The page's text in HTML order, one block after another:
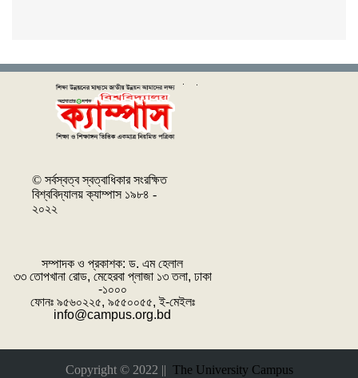
© সর্বস্বত্ব স্বত্বাধিকার সংরক্ষিত
বিশ্ববিদ্যালয় ক্যাম্পাস ১৯৮৪ -
২০২২
সম্পাদক ও প্রকাশক: ‌ড. এম হেলাল
৩৩ তোপখানা রোড, মেহেরবা প্লাজা ১৩ তলা, ঢাকা
-১০০০
ফোনঃ ৯৫৬০২২৫, ৯৫৫০০৫৫, ই-মেইলঃ
info@campus.org.bd
Copyright © 2022 || The University Campus